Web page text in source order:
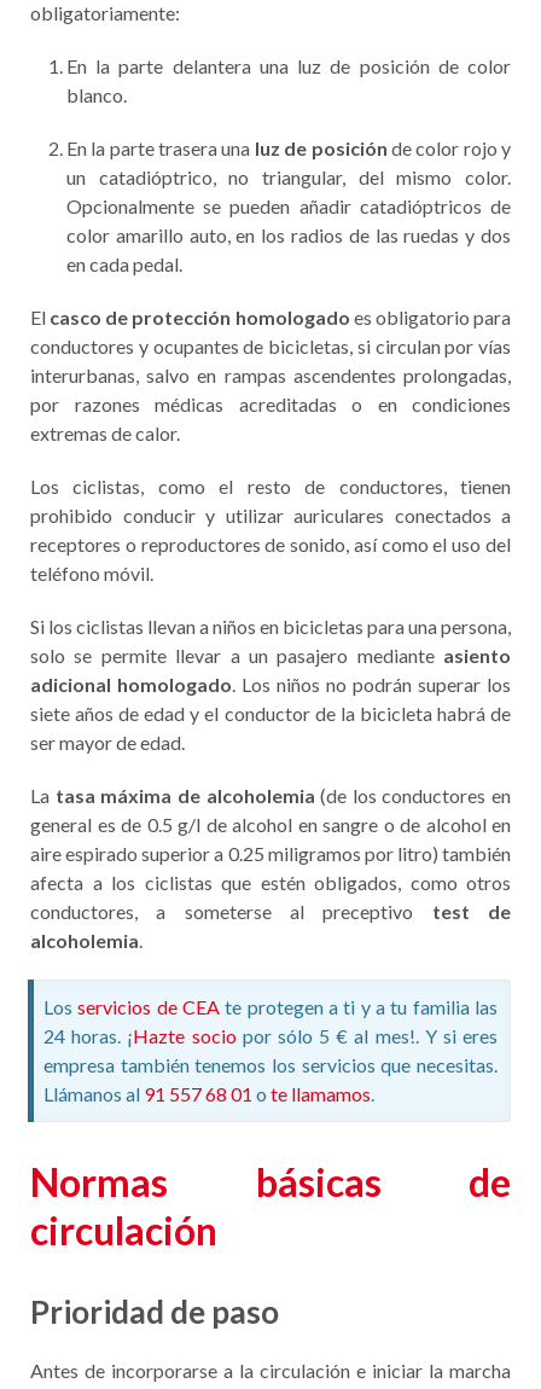
obligatoriamente:
En la parte delantera una luz de posición de color
blanco.
En la parte trasera una luz de posición de color rojo y
un catadióptrico, no triangular, del mismo color.
Opcionalmente se pueden añadir catadióptricos de
color amarillo auto, en los radios de las ruedas y dos
en cada pedal.
El casco de protección homologado es obligatorio para
conductores y ocupantes de bicicletas, si circulan por vías
interurbanas, salvo en rampas ascendentes prolongadas,
por razones médicas acreditadas o en condiciones
extremas de calor.
Los ciclistas, como el resto de conductores, tienen
prohibido conducir y utilizar auriculares conectados a
receptores o reproductores de sonido, así como el uso del
teléfono móvil.
Si los ciclistas llevan a niños en bicicletas para una persona,
solo se permite llevar a un pasajero mediante asiento
adicional homologado. Los niños no podrán superar los
siete años de edad y el conductor de la bicicleta habrá de
ser mayor de edad.
La tasa máxima de alcoholemia (de los conductores en
general es de 0.5 g/l de alcohol en sangre o de alcohol en
aire espirado superior a 0.25 miligramos por litro) también
afecta a los ciclistas que estén obligados, como otros
conductores, a someterse al preceptivo test de
alcoholemia.
Losservicios de CEA te protegen a ti y a tu familia las
24 horas. ¡Hazte sociopor sólo 5 € al mes!. Y si eres
empresa también tenemos los servicios que necesitas.
Llámanos al 91 557 68 01 o te llamamos.
Normas básicas de
circulación
Prioridad de paso
Antes de incorporarse a la circulación e iniciar la marcha